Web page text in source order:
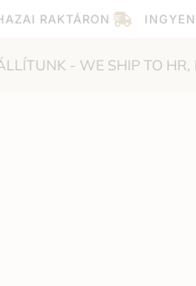
RAKTÁRON
- WE SHIP TO HR,